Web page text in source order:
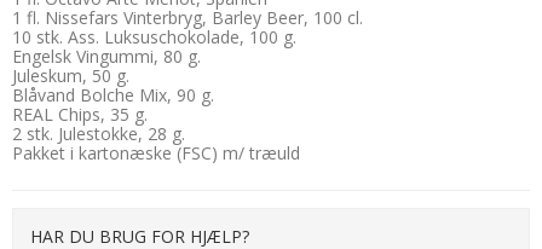
1 fl. Nissefars Vinterbryg, Barley Beer, 100 cl.
10 stk. Ass. Luksuschokolade, 100 g.
Engelsk Vingummi, 80 g.
Juleskum, 50 g.
Blåvand Bolche Mix, 90 g.
REAL Chips, 35 g.
2 stk. Julestokke, 28 g.
Pakket i kartonæske (FSC) m/ træuld
HAR DU BRUG FOR HJÆLP?